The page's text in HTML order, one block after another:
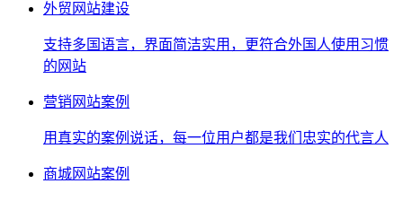
外贸网站建设
支持多国语言，界面简洁实用，更符合外国人使用习惯
的网站
营销网站案例
用真实的案例说话，每一位用户都是我们忠实的代言人
商城网站案例